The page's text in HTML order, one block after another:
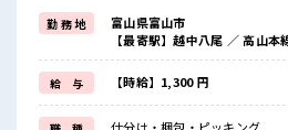
≪土日祝休のお仕事≫
家族や友人と一緒にプライベート満喫！
制服があると毎日の服選びに悩まずOK♪
≪未経験でも活躍できる≫
新しいことにチャレンジするのは不安だけ
しっかり働く環境が整っています！
イチからスキルUP・ステップUP目指して
勤 務 地
富山県富山市
【最寄駅】越中八尾 ／ 高山本
給 与 【時給】1,300 円